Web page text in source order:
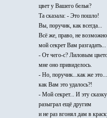
цвет у Вашего белья?
Та сказала: - Это пошло!
Вы, поручик, как всегда...
Всё же, право, не
мой секрет Вам разгадать...
- От чего-с? Лиловым
мне оно привиделось.
- Но, поручик...как же это...
как Вам это удалось?!
- Мой секрет... И эту сказку
разыграл ещё другим
и не раз вгонял дам в